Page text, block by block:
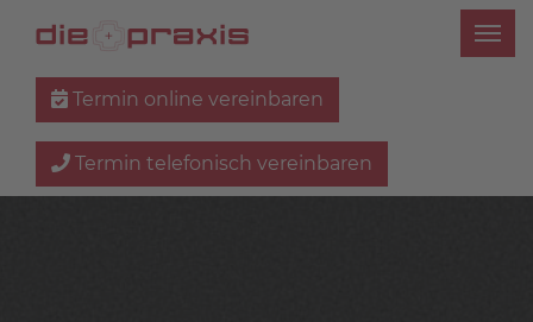
Termin online vereinbaren
Termin telefonisch vereinbaren